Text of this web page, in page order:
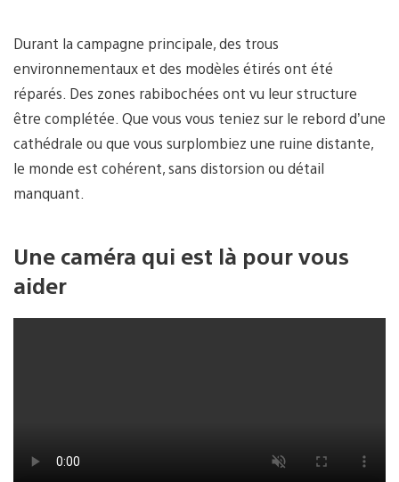
Durant la campagne principale, des trous
environnementaux et des modèles étirés ont été
réparés. Des zones rabibochées ont vu leur structure
être complétée. Que vous vous teniez sur le rebord d’une
cathédrale ou que vous surplombiez une ruine distante,
le monde est cohérent, sans distorsion ou détail
manquant.
Une caméra qui est là pour vous
aider